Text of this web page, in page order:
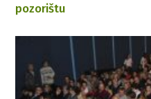
pozorištu